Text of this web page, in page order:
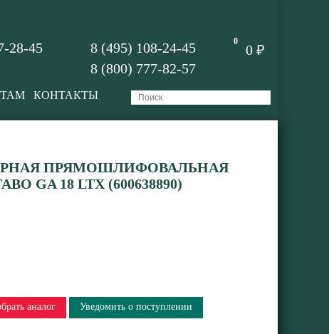
0
0 ₽
8 (495) 108-24-45
8 (800) 777-82-57
28-45
КОНТАКТЫ
ПРЯМОШЛИФОВАЛЬНАЯ
GA 18 LTX (600638890)
аналог
Уведомить о поступлении